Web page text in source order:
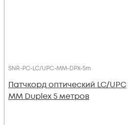
SNR-PC-LC/UPC-MM-DPX-5m
Патчкорд оптический LC/UPC
MM Duplex 5 метров